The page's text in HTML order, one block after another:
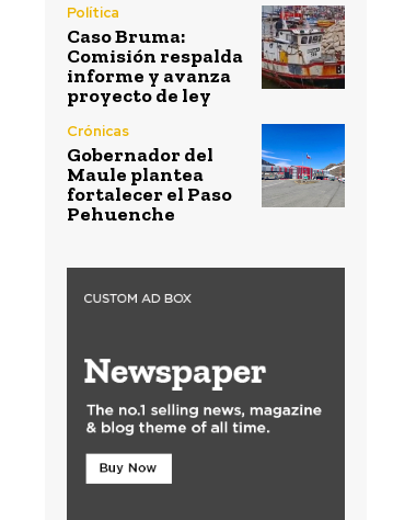
Política
Caso Bruma:
Comisión respalda
informe y avanza
proyecto de ley
Crónicas
Gobernador del
Maule plantea
fortalecer el Paso
Pehuenche